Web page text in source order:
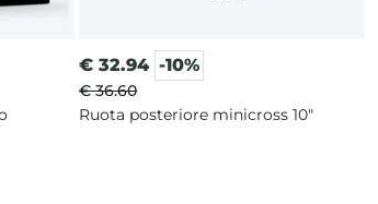
€ 32.94 -10%
€ 36.60
Ruota posteriore minicross 10"